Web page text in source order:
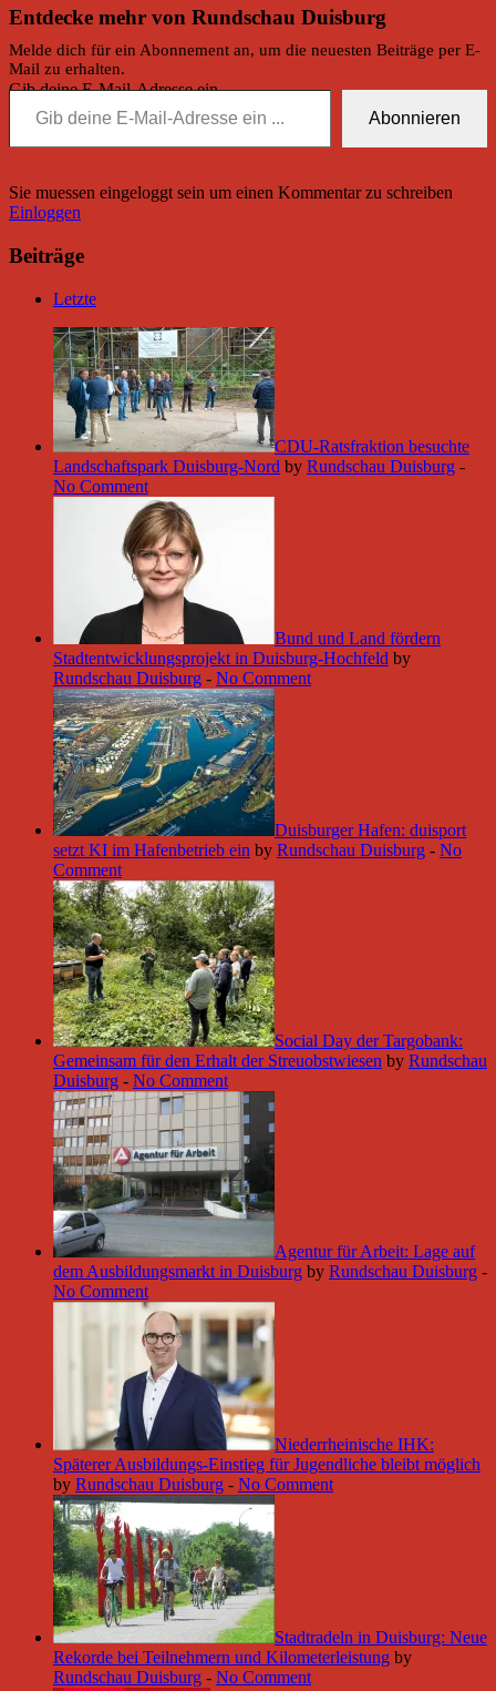
Entdecke mehr von Rundschau Duisburg
Melde dich für ein Abonnement an, um die neuesten Beiträge per E-
Mail zu erhalten.
Gib deine E-Mail-Adresse ein ...
Abonnieren
Sie muessen eingeloggt sein um einen Kommentar zu schreiben
Einloggen
Beiträge
Letzte
CDU-Ratsfraktion besuchte
Landschaftspark Duisburg-Nord by Rundschau Duisburg -
No Comment
Bund und Land fördern
Stadtentwicklungsprojekt in Duisburg-Hochfeld by
Rundschau Duisburg - No Comment
Duisburger Hafen: duisport
setzt KI im Hafenbetrieb ein by Rundschau Duisburg - No
Comment
Social Day der Targobank:
Gemeinsam für den Erhalt der Streuobstwiesen by Rundschau
Duisburg - No Comment
Agentur für Arbeit: Lage auf
dem Ausbildungsmarkt in Duisburg by Rundschau Duisburg -
No Comment
Niederrheinische IHK:
Späterer Ausbildungs-Einstieg für Jugendliche bleibt möglich
by Rundschau Duisburg - No Comment
Stadtradeln in Duisburg: Neue
Rekorde bei Teilnehmern und Kilometerleistung by
Rundschau Duisburg - No Comment